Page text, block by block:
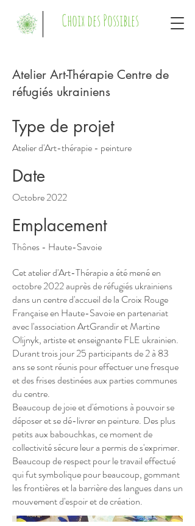
Choix des Possibles
Atelier Art-Thérapie Centre de
réfugiés ukrainiens
Type de projet
Atelier d'Art-thérapie - peinture
Date
Octobre 2022
Emplacement
Thônes - Haute-Savoie
Cet atelier d'Art-Thérapie a été mené en
octobre 2022 auprès de réfugiés ukrainiens
dans un centre d'accueil de la Croix Rouge
Française en Haute-Savoie en partenariat
avec l'association ArtGrandir et Martine
Olijnyk, artiste et enseignante FLE ukrainien.
Durant trois jour 25 participants de 2 à 83
ans se sont réunis pour effectuer une fresque
et des frises destinées aux parties communes
du centre.
Beaucoup de joie et d'émotions à pouvoir se
déposer et se dé-livrer en peinture. Des plus
petits aux babouchkas, ce moment de
collectivité sécure leur a permis de s'exprimer.
Beaucoup de respect pour le travail effectué
qui fut symbolique pour beaucoup, gommant
les frontières et la barrière des langues dans un
mouvement d'espoir et de création.